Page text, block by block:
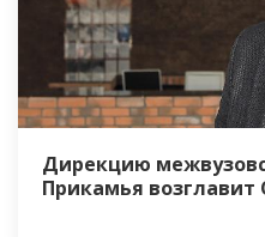
Дирекцию
Прикамья возглавит